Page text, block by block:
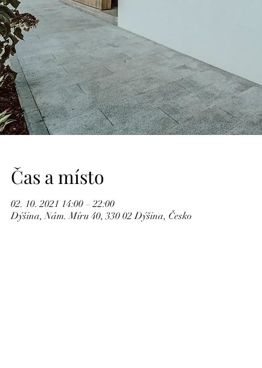
Čas a místo
02. 10. 2021 14:00 – 22:00
Dýšina, Nám. Míru 40, 330 02 Dýšina, Česko